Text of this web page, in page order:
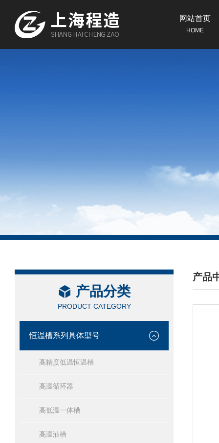
网站首页
HOME
产品分类
PRODUCT CATEGORY
恒温槽系列具体型号
高精度低温恒温槽
高温循环器
高低温一体槽
高温油槽
产品
/